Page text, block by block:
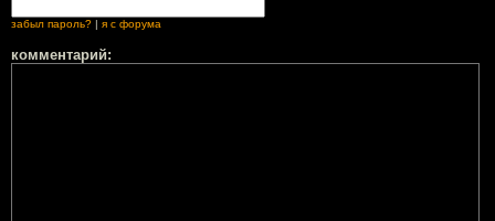
забыл пароль? | я с форума
комментарий: